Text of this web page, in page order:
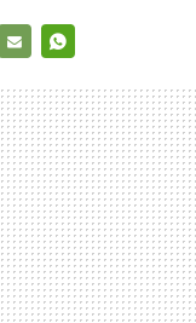
MAIL